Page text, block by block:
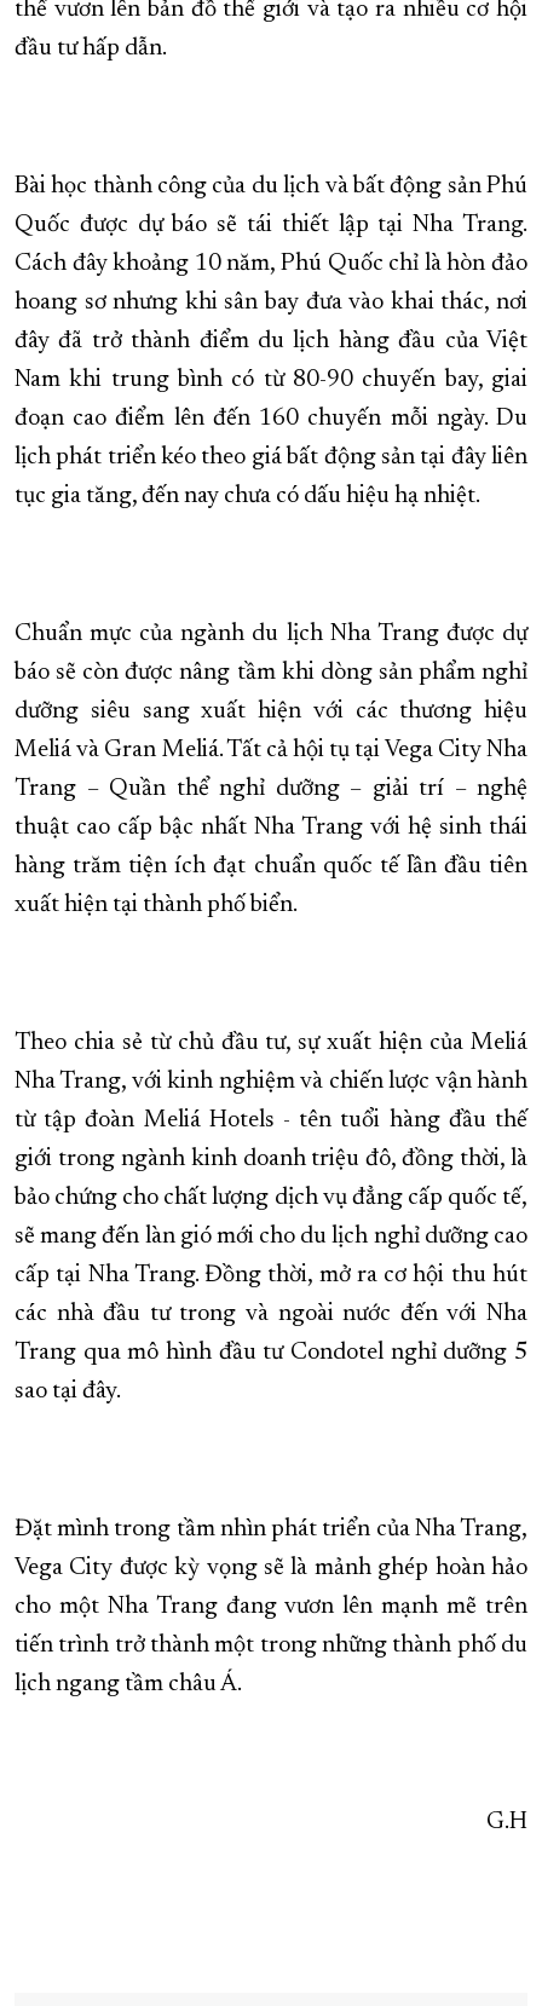
thể vươn lên bản đồ thế giới và tạo ra nhiều cơ hội
đầu tư hấp dẫn.
Bài học thành công của du lịch và bất động sản Phú
Quốc được dự báo sẽ tái thiết lập tại Nha Trang.
Cách đây khoảng 10 năm, Phú Quốc chỉ là hòn đảo
hoang sơ nhưng khi sân bay đưa vào khai thác, nơi
đây đã trở thành điểm du lịch hàng đầu của Việt
Nam khi trung bình có từ 80-90 chuyến bay, giai
đoạn cao điểm lên đến 160 chuyến mỗi ngày. Du
lịch phát triển kéo theo giá bất động sản tại đây liên
tục gia tăng, đến nay chưa có dấu hiệu hạ nhiệt.
Chuẩn mực của ngành du lịch Nha Trang được dự
báo sẽ còn được nâng tầm khi dòng sản phẩm nghỉ
dưỡng siêu sang xuất hiện với các thương hiệu
Meliá và Gran Meliá. Tất cả hội tụ tại Vega City Nha
Trang – Quần thể nghỉ dưỡng – giải trí – nghệ
thuật cao cấp bậc nhất Nha Trang với hệ sinh thái
hàng trăm tiện ích đạt chuẩn quốc tế lần đầu tiên
xuất hiện tại thành phố biển.
Theo chia sẻ từ chủ đầu tư, sự xuất hiện của Meliá
Nha Trang, với kinh nghiệm và chiến lược vận hành
từ tập đoàn Meliá Hotels - tên tuổi hàng đầu thế
giới trong ngành kinh doanh triệu đô, đồng thời, là
bảo chứng cho chất lượng dịch vụ đẳng cấp quốc tế,
sẽ mang đến làn gió mới cho du lịch nghỉ dưỡng cao
cấp tại Nha Trang. Đồng thời, mở ra cơ hội thu hút
các nhà đầu tư trong và ngoài nước đến với Nha
Trang qua mô hình đầu tư Condotel nghỉ dưỡng 5
sao tại đây.
Đặt mình trong tầm nhìn phát triển của Nha Trang,
Vega City được kỳ vọng sẽ là mảnh ghép hoàn hảo
cho một Nha Trang đang vươn lên mạnh mẽ trên
tiến trình trở thành một trong những thành phố du
lịch ngang tầm châu Á.
G.H